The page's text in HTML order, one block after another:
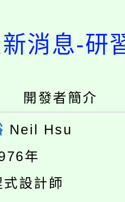
市運動會8/
游泳池舉行。
收入戶享有免
，中低收入戶
，詳情可洽有
教育及科技
能研習
教育及科技中
活教案入校路
教育專業人
」8/29、30在
消息-研
開發者簡介
Neil Hsu
年
設計師